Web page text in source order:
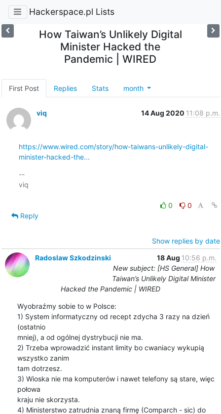
Hackerspace.pl Lists
How Taiwan’s Unlikely Digital
Minister Hacked the
Pandemic | WIRED
First Post Replies Stats month
viq 14 Aug 2020 11:08 p.m.
https://www.wired.com/story/how-taiwans-unlikely-digital-
minister-hacked-the...
--
viq
0
0
Reply
Show replies by date
Radoslaw Szkodzinski
18 Aug 10:56 p.m.
New subject: [HS General] How
Taiwan’s Unlikely Digital Minister
Hacked the Pandemic | WIRED
Wyobraźmy sobie to w Polsce:
1) System informatyczny od recept zdycha 3 razy na dzień
(ostatnio
mniej), a od ogólnej dystrybucji nie ma.
2) Trzeba wprowadzić instant limity bo cwaniacy wykupią
wszystko zanim
tam dotrzesz.
3) Wioska nie ma komputerów i nawet telefony są stare, więc
połowa
kraju nie skorzysta.
4) Ministerstwo zatrudnia znaną firmę (Comparch - sic) do